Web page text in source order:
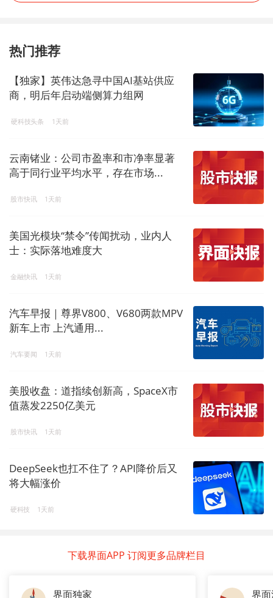
热门推荐
【独家】英伟达急寻中国AI基站供应
商，明后年启动端侧算力组网
硬科技头条 1天前
云南锗业：公司市盈率和市净率显著
高于同行业平均水平，存在市场...
股市快讯 1天前
美国光模块“禁令”传闻扰动，业内人
士：实际落地难度大
金融快讯 1天前
汽车早报｜尊界V800、V680两款MPV
新车上市 上汽通用...
汽车要闻 1天前
美股收盘：道指续创新高，SpaceX市
值蒸发2250亿美元
股市快讯 1天前
DeepSeek也扛不住了？API降价后又
将大幅涨价
硬科技 1天前
下载界面APP 订阅更多品牌栏目
界面独家 界